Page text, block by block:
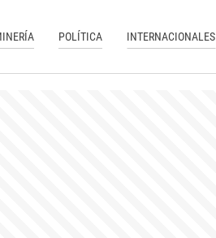
POLÍTICA INTERNACIONALES